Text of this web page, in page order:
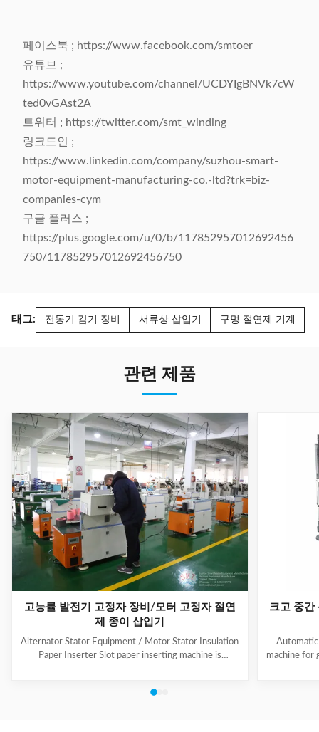
페이스북 ; https://www.facebook.com/smtoer
유튜브 ;
https://www.youtube.com/channel/UCDYIgBNVk7cW
ted0vGAst2A
트위터 ; https://twitter.com/smt_winding
링크드인 ;
https://www.linkedin.com/company/suzhou-smart-
motor-equipment-manufacturing-co.-ltd?trk=biz-
companies-cym
구글 플러스 ;
https://plus.google.com/u/0/b/117852957012692456
750/117852957012692456750
태그: 전동기 감기 장비 서류상 삽입기 구멍 절연제 기계
관련 제품
고능률 발전기 고정자 장비/모터 고정자 절연
제 종이 삽입기
Alternator Stator Equipment / Motor Stator Insulation
Paper Inserter Slot paper inserting machine is
as paper feeding, forming, folding, inserting and stator
크고 중간
machine for